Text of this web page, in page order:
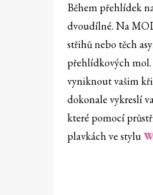
Během přehlídek
dvoudílné. Na
střihů nebo těch
přehlídkových
vyniknout vašim
dokonale vykreslí
které pomocí
plavkách ve stylu